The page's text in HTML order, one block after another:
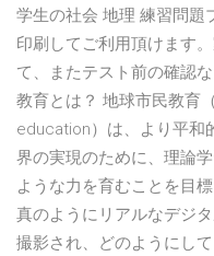
学生の社会 地理 練習問題
印刷してご利用頂けます
て、またテスト前の確認
教育とは？ 地球市民教育
education）は、より平和
界の実現のために、理論
ような力を育むことを目
真のようにリアルなデジ
撮影され、どのようにし